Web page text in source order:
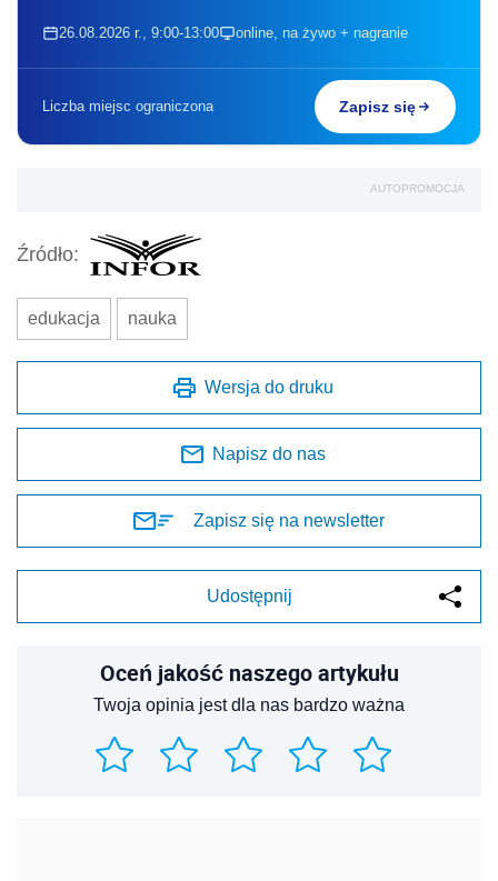
26.08.2026 r., 9:00-13:00 online, na żywo + nagranie
Liczba miejsc ograniczona Zapisz się
AUTOPROMOCJA
Źródło:
edukacja nauka
Wersja do druku
Napisz do nas
Zapisz się na newsletter
Udostępnij
Oceń jakość naszego artykułu
Twoja opinia jest dla nas bardzo ważna